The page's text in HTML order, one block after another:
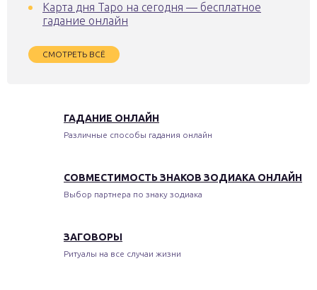
Карта дня Таро на сегодня — бесплатное
гадание онлайн
СМОТРЕТЬ ВСЁ
ГАДАНИЕ ОНЛАЙН
Различные способы гадания онлайн
СОВМЕСТИМОСТЬ ЗНАКОВ ЗОДИАКА ОНЛАЙН
Выбор партнера по знаку зодиака
ЗАГОВОРЫ
Ритуалы на все случаи жизни